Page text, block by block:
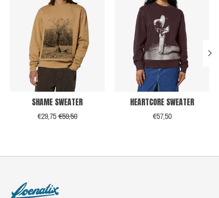
SHAME SWEATER
€29,75€59,50
HEARTCORE SWEATER
€57,50